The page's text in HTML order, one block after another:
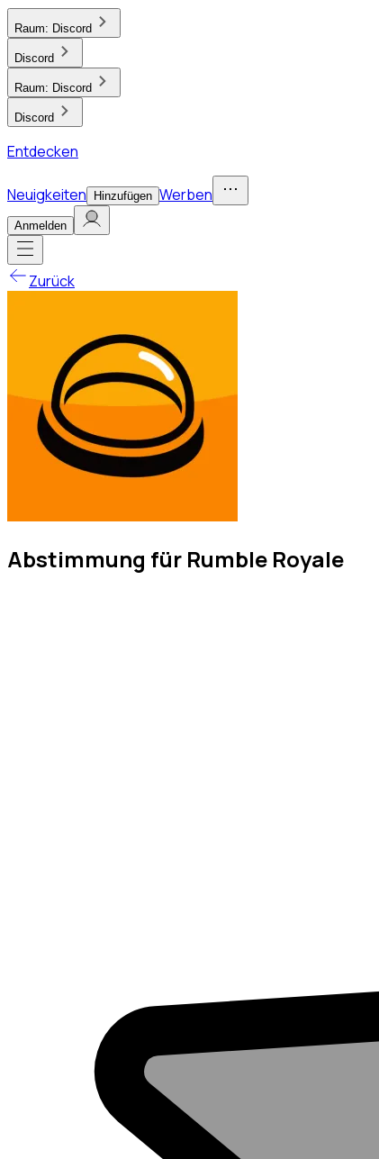
Raum: Discord
Discord
Raum: Discord
Discord
Entdecken
Neuigkeiten Hinzufügen Werben
Anmelden
Zurück
Abstimmung für Rumble Royale